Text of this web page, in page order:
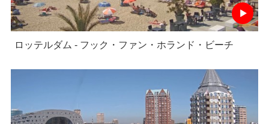
ロッテルダム - フック・ファン・ホランド・ビーチ